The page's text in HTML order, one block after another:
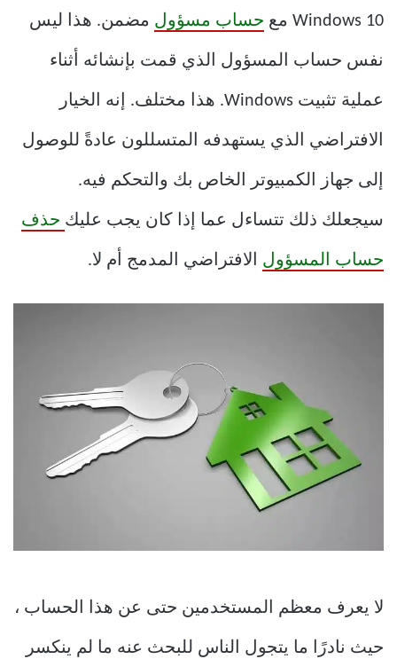
Windows 10 مع حساب مسؤول مضمن. هذا ليس
نفس حساب المسؤول الذي قمت بإنشائه أثناء
عملية تثبيت Windows. هذا مختلف. إنه الخيار
الافتراضي الذي يستهدفه المتسللون عادةً للوصول
إلى جهاز الكمبيوتر الخاص بك والتحكم فيه.
سيجعلك ذلك تتساءل عما إذا كان يجب عليك حذف
حساب المسؤول الافتراضي المدمج أم لا.
لا يعرف معظم المستخدمين حتى عن هذا الحساب ،
حيث نادرًا ما يتجول الناس للبحث عنه ما لم ينكسر